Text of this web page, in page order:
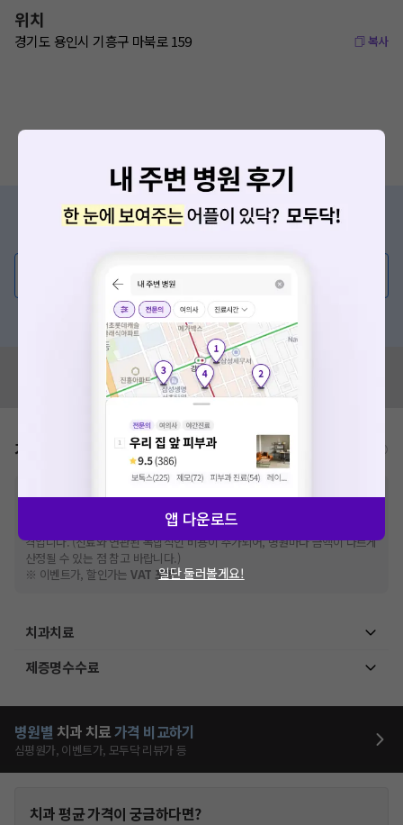
위치
경기도 용인시 기흥구 마북로 159 복사
증상/치료, 궁금한 점이 있나요?
💬 무엇이든 물어보세요
혹은, 의료상담 서비스에 다양한 게시글 보러가기
혹시 잘못된 병원정보가 있나요?
모두닥 팀에 알려주세요!
가격표 비급여/급여 진료란?
※비급여 항목의 경우,추가비용 등으로 실제 가격과 상이할 수 있으니, 정확
한 가격은 해당 의료기관에 직접 문의해주세요.
건강보험심사평가원에 고지되어 있는 급여 진료 기준 가
격입니다. (진료와 연관된 복합적인 비용이 추가되어, 병원마다 금액이 다르게
산정될 수 있는 점 참고 바랍니다.)
※ 이벤트가, 할인가는VAT 포함
치과치료
제증명수수료
병원별 치과 치료가격 비교하기
심평원가, 이벤트가, 모두닥 리뷰가 등
치과평균 가격이 궁금하다면?
앱 다운로드
일단 둘러볼게요!